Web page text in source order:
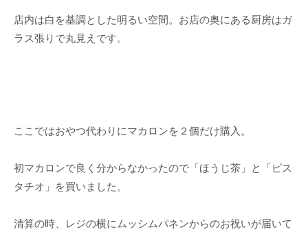
店内は白を基調とした明るい空間。お店の奥にある厨房はガ
ラス張りで丸見えです。
ここではおやつ代わりにマカロンを２個だけ購入。
初マカロンで良く分からなかったので「ほうじ茶」と「ピス
タチオ」を買いました。
清算の時、レジの横にムッシムパネンからのお祝いが届いて